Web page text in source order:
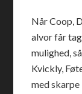
Når Coop,
alvor får
mulighed,
Kvickly,
med